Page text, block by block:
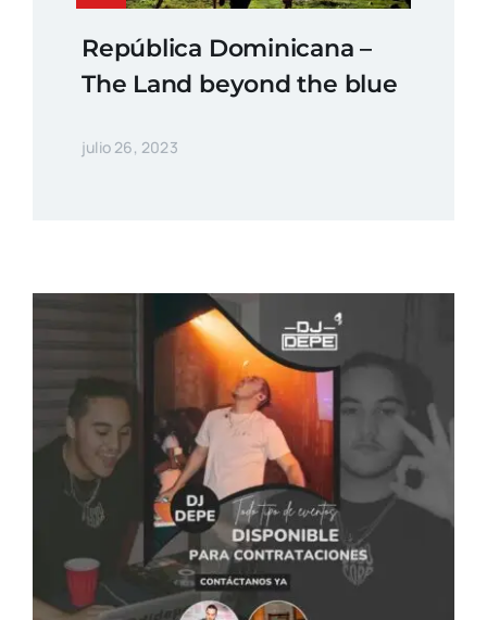
República Dominicana –
The Land beyond the blue
julio 26, 2023